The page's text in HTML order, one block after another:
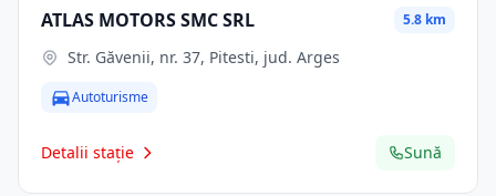
ATLAS MOTORS SMC SRL 5.8 km
Str. Găvenii, nr. 37, Pitesti, jud. Arges
Autoturisme
Detalii stație Sună